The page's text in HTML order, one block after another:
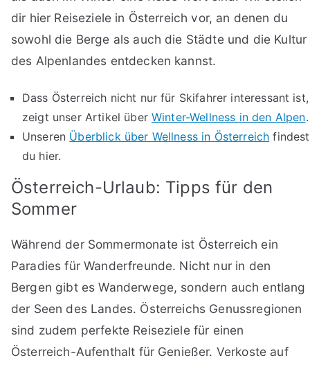
dir hier Reiseziele in Österreich vor, an denen du
sowohl die Berge als auch die Städte und die Kultur
des Alpenlandes entdecken kannst.
Dass Österreich nicht nur für Skifahrer interessant ist,
zeigt unser Artikel überWinter-Wellness in den Alpen.
Unseren Überblick über Wellness in Österreich findest
du hier.
Österreich-Urlaub: Tipps für den
Sommer
Während der Sommermonate ist Österreich ein
Paradies für Wanderfreunde. Nicht nur in den
Bergen gibt es Wanderwege, sondern auch entlang
der Seen des Landes. Österreichs Genussregionen
sind zudem perfekte Reiseziele für einen
Österreich-Aufenthalt für Genießer. Verkoste auf